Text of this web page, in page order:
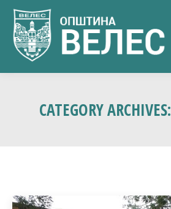
CATEGORY ARCHIVES: